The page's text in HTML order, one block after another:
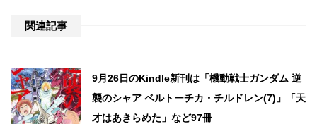
関連記事
9月26日のKindle新刊は「機動戦士ガンダム 逆
襲のシャア ベルトーチカ・チルドレン(7)」「天
才はあきらめた」など97冊